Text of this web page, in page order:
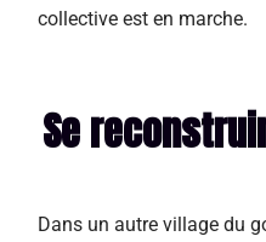
collective est en marche.
Se
Dans un autre village du